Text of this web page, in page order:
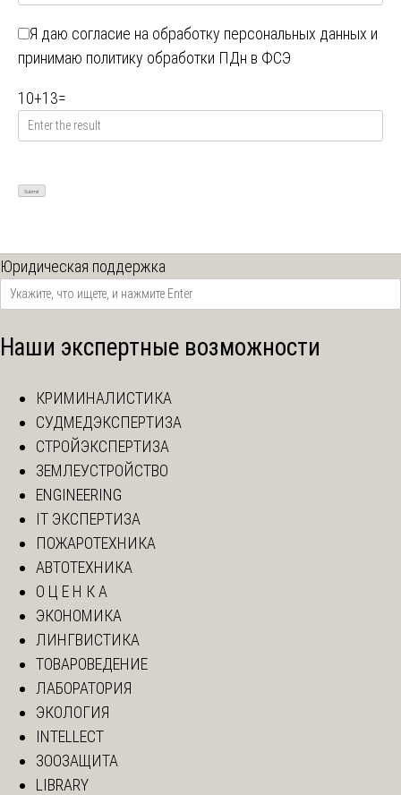
Я даю согласие на обработку персональных данных и
принимаю политику обработки ПДн в ФСЭ
10+13=
Юридическая поддержка
Наши экспертные возможности
КРИМИНАЛИСТИКА
СУДМЕДЭКСПЕРТИЗА
СТРОЙЭКСПЕРТИЗА
ЗЕМЛЕУСТРОЙСТВО
ENGINEERING
IT ЭКСПЕРТИЗА
ПОЖАРОТЕХНИКА
АВТОТЕХНИКА
О Ц Е Н К А
ЭКОНОМИКА
ЛИНГВИСТИКА
ТОВАРОВЕДЕНИЕ
ЛАБОРАТОРИЯ
ЭКОЛОГИЯ
INTELLECT
ЗООЗАЩИТА
LIBRARY